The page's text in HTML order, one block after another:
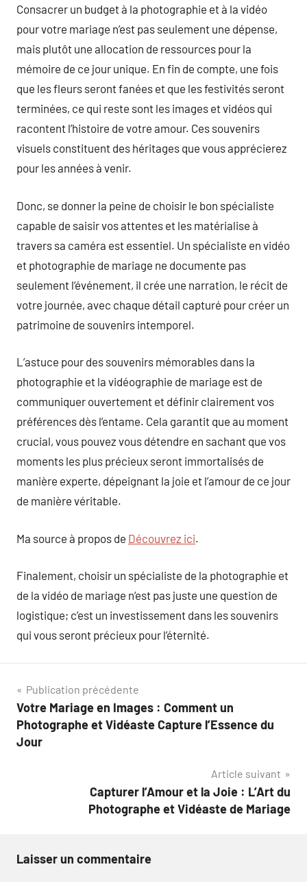
Consacrer un budget à la photographie et à la vidéo
pour votre mariage n’est pas seulement une dépense,
mais plutôt une allocation de ressources pour la
mémoire de ce jour unique. En fin de compte, une fois
que les fleurs seront fanées et que les festivités seront
terminées, ce qui reste sont les images et vidéos qui
racontent l’histoire de votre amour. Ces souvenirs
visuels constituent des héritages que vous apprécierez
pour les années à venir.
Donc, se donner la peine de choisir le bon spécialiste
capable de saisir vos attentes et les matérialise à
travers sa caméra est essentiel. Un spécialiste en vidéo
et photographie de mariage ne documente pas
seulement l’événement, il crée une narration, le récit de
votre journée, avec chaque détail capturé pour créer un
patrimoine de souvenirs intemporel.
L’astuce pour des souvenirs mémorables dans la
photographie et la vidéographie de mariage est de
communiquer ouvertement et définir clairement vos
préférences dès l’entame. Cela garantit que au moment
crucial, vous pouvez vous détendre en sachant que vos
moments les plus précieux seront immortalisés de
manière experte, dépeignant la joie et l’amour de ce jour
de manière véritable.
Ma source à propos de Découvrez ici.
Finalement, choisir un spécialiste de la photographie et
de la vidéo de mariage n’est pas juste une question de
logistique; c’est un investissement dans les souvenirs
qui vous seront précieux pour l’éternité.
Navigation
de
l’article
Publication précédente
Votre Mariage en Images : Comment un
Photographe et Vidéaste Capture l’Essence du
Jour
Article suivant
Capturer l’Amour et la Joie : L’Art du
Photographe et Vidéaste de Mariage
Laisser un commentaire